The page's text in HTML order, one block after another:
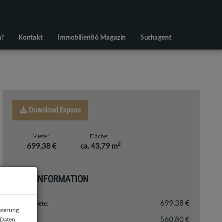
Kontakt Immobilien86 Magazin Suchagent
Download Expose
Miete
699,38 €
Fläche
ca. 43,79 m2
PREISINFORMATION
Gesamtmiete: 699,38 €
Miete: 560,80 €